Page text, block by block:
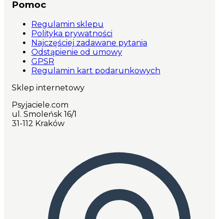
Ręcznie wykonana w Polsce; Rączka podszyta
tylko na Psyjaciele.com
Pomoc
Regulamin sklepu
Polityka prywatności
Najczęściej zadawane pytania
Odstąpienie od umowy
GPSR
Regulamin kart podarunkowych
Sklep internetowy
Psyjaciele.com
ul. Smoleńsk 16/1
31-112 Kraków